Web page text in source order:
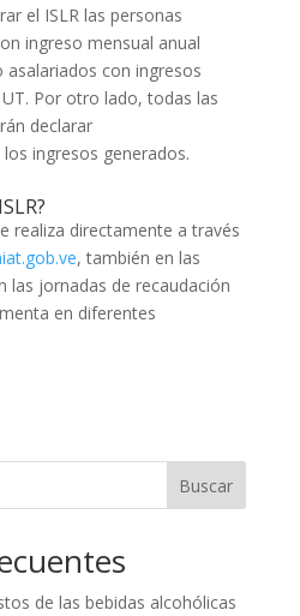
el ISLR las personas
ingreso mensual anual
asalariados con ingresos
Por otro lado, todas las
declarar
ingresos generados.
realiza directamente a través
, también en las
las jornadas de recaudación
en diferentes
Buscar
de las bebidas alcohólicas